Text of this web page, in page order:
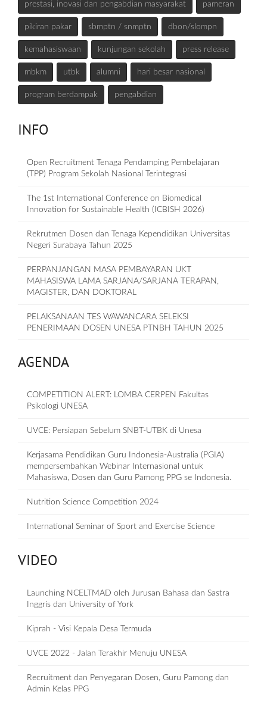
prestasi, inovasi dan pengabdian masyarakat pameran
pikiran pakar sbmptn / snmptn dbon/slompn
kemahasiswaan kunjungan sekolah press release
mbkm utbk alumni hari besar nasional
program berdampak pengabdian
INFO
Open Recruitment Tenaga Pendamping Pembelajaran
(TPP) Program Sekolah Nasional Terintegrasi
The 1st International Conference on Biomedical
Innovation for Sustainable Health (ICBISH 2026)
Rekrutmen Dosen dan Tenaga Kependidikan Universitas
Negeri Surabaya Tahun 2025
PERPANJANGAN MASA PEMBAYARAN UKT
MAHASISWA LAMA SARJANA/SARJANA TERAPAN,
MAGISTER, DAN DOKTORAL
PELAKSANAAN TES WAWANCARA SELEKSI
PENERIMAAN DOSEN UNESA PTNBH TAHUN 2025
AGENDA
COMPETITION ALERT: LOMBA CERPEN Fakultas
Psikologi UNESA
UVCE: Persiapan Sebelum SNBT-UTBK di Unesa
Kerjasama Pendidikan Guru Indonesia-Australia (PGIA)
mempersembahkan Webinar Internasional untuk
Mahasiswa, Dosen dan Guru Pamong PPG se Indonesia.
Nutrition Science Competition 2024
International Seminar of Sport and Exercise Science
VIDEO
Launching NCELTMAD oleh Jurusan Bahasa dan Sastra
Inggris dan University of York
Kiprah - Visi Kepala Desa Termuda
UVCE 2022 - Jalan Terakhir Menuju UNESA
Recruitment dan Penyegaran Dosen, Guru Pamong dan
Admin Kelas PPG